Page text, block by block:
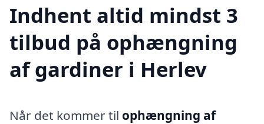
Indhent altid mindst 3
tilbud på ophængning
af gardiner i Herlev
Når det kommer til ophængning af